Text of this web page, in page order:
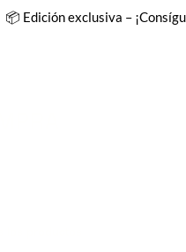
📦 Edición exclusiva –